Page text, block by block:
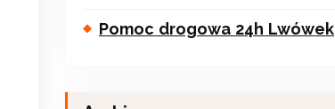
Pomoc drogowa 24h Lwówek